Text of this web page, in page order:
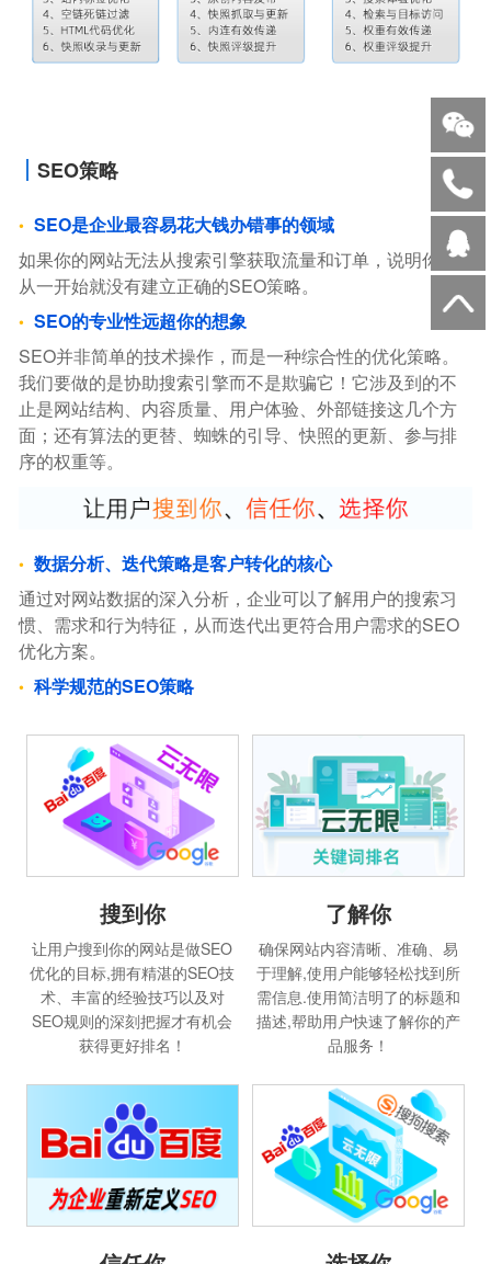
SEO策略
SEO是企业最容易花大钱办错事的领域
如果你的网站无法从搜索引擎获取流量和订单，说明你，
从一开始就没有建立正确的SEO策略。
SEO的专业性远超你的想象
SEO并非简单的技术操作，而是一种综合性的优化策略。
我们要做的是协助搜索引擎而不是欺骗它！它涉及到的不
止是网站结构、内容质量、用户体验、外部链接这几个方
面；还有算法的更替、蜘蛛的引导、快照的更新、参与排
序的权重等。
数据分析、迭代策略是客户转化的核心
通过对网站数据的深入分析，企业可以了解用户的搜索习
惯、需求和行为特征，从而迭代出更符合用户需求的SEO
优化方案。
科学规范的SEO策略
搜到你
让用户搜到你的网站是做SEO
优化的目标,拥有精湛的SEO技
术、丰富的经验技巧以及对
SEO规则的深刻把握才有机会
获得更好排名！
了解你
确保网站内容清晰、准确、易
于理解,使用户能够轻松找到所
需信息.使用简洁明了的标题和
描述,帮助用户快速了解你的产
品服务！